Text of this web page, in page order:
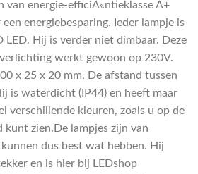
van energie-efficiÃ«ntieklasse A+
energiebesparing. Ieder lampje is
LED. Hij is verder niet dimbaar. Deze
werkt gewoon op 230V.
x 25 x 20 mm. De afstand tussen
is waterdicht (IP44) en heeft maar
verschillende kleuren, zoals u op de
kunt zien.De lampjes zijn van
dus best wat hebben. Hij
en is hier bij LEDshop